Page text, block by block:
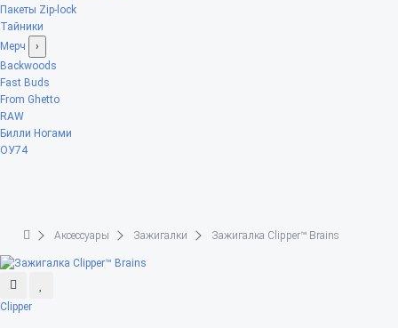
Пакеты Zip-lock
Тайники
Мерч
›
Backwoods
Fast Buds
From Ghetto
RAW
Билли Ногами
ОУ74
Аксессуары Зажигалки Зажигалка Clipper™ Brains
Clipper